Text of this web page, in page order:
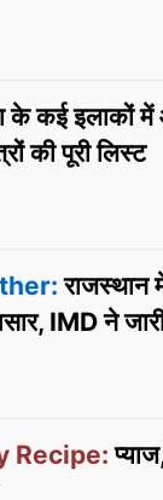
के कई इलाकों
की पूरी लिस्ट
राजस्थान
IMD ने
Recipe: